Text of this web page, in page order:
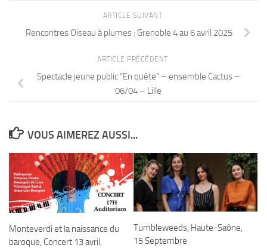
ARTICLE SUIVANT
Rencontres Oiseau à plumes : Grenoble 4 au 6 avril 2025
ARTICLE PRÉCÉDENT
Spectacle jeune public “En quête” – ensemble Cactus –
06/04 – Lille
VOUS AIMEREZ AUSSI...
Monteverdi et la naissance du
baroque, Concert 13 avril,
Tumbleweeds, Haute-Saône,
15 Septembre